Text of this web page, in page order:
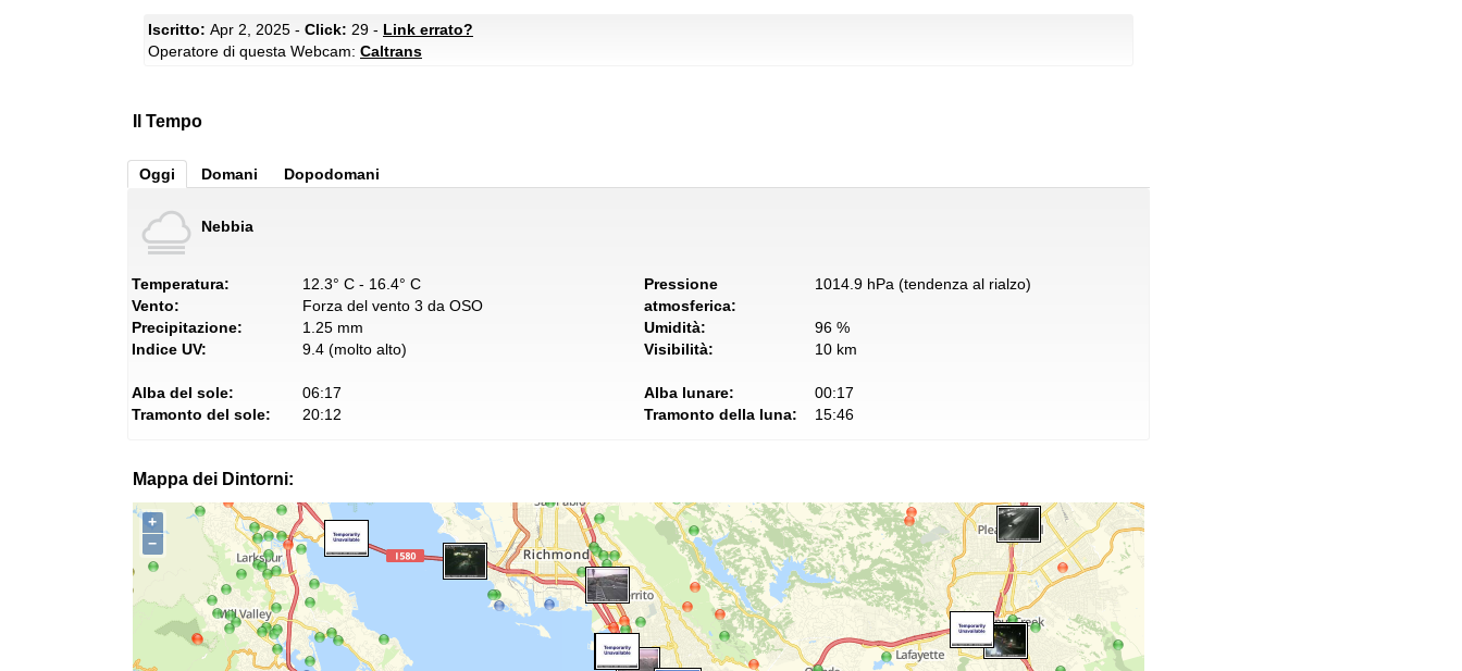
Iscritto: Apr 2, 2025 - Click: 29 - Link errato?
Operatore di questa Webcam: Caltrans
Il Tempo
Oggi Domani Dopodomani
Nebbia
Temperatura:
12.3° C - 16.4° C
Vento:
Forza del vento 3 da OSO
Precipitazione:
1.25 mm
Indice UV:
9.4 (molto alto)
Pressione
atmosferica:
1014.9 hPa (tendenza al rialzo)
Umidità:
96 %
Visibilità:
10 km
Alba del sole:
06:17
Tramonto del sole:
20:12
Alba lunare:
00:17
Tramonto della luna:
15:46
Mappa dei Dintorni:
+
−